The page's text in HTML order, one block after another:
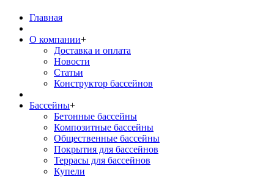
Главная
О компании+
Доставка и оплата
Новости
Статьи
Конструктор бассейнов
Бассейны+
Бетонные бассейны
Композитные бассейны
Общественные бассейны
Покрытия для бассейнов
Террасы для бассейнов
Купели